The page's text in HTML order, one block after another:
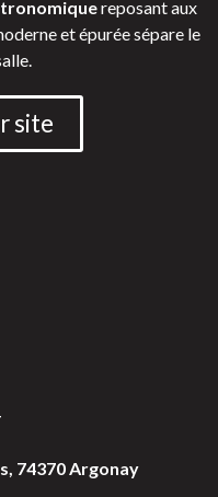
reposant aux
et épurée sépare le
site
74370 Argonay